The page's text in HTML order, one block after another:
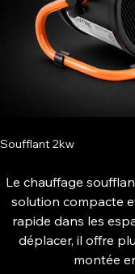
Soufflant 2kw
Le chauffage
solution compacte
rapide dans les
déplacer, il offre
montée